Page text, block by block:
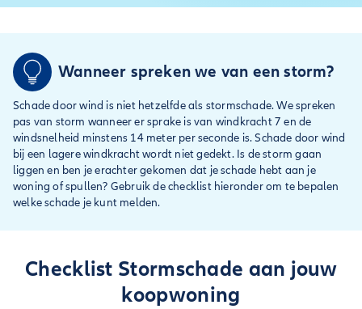
Wanneer spreken we van een storm?
Schade door wind is niet hetzelfde als stormschade. We spreken
pas van storm wanneer er sprake is van windkracht 7 en de
windsnelheid minstens 14 meter per seconde is. Schade door wind
bij een lagere windkracht wordt niet gedekt. Is de storm gaan
liggen en ben je erachter gekomen dat je schade hebt aan je
woning of spullen? Gebruik de checklist hieronder om te bepalen
welke schade je kunt melden.
Checklist Stormschade aan jouw
koopwoning